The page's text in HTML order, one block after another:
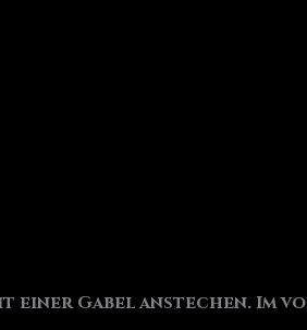
einer Gabel anstechen. Im